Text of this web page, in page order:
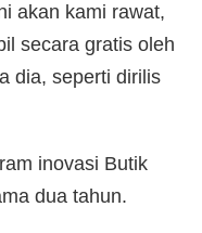
akan kami rawat,
secara gratis oleh
dia, seperti dirilis
inovasi Butik
dua tahun.